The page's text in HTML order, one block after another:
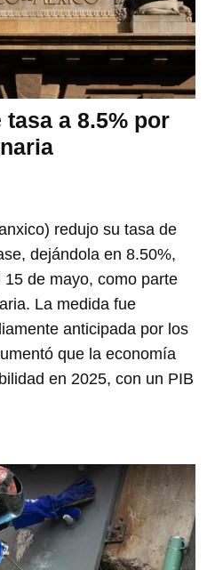
a 8.5% por
redujo su tasa de
dejándola en 8.50%,
de mayo, como parte
La medida fue
anticipada por los
que la economía
en 2025, con un PIB